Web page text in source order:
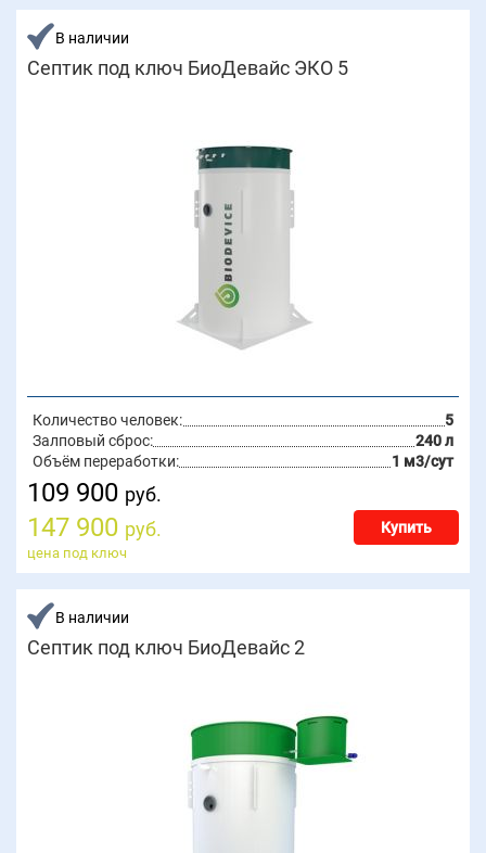
В наличии
Септик под ключ БиоДевайс ЭКО 5
Количество человек:
5
Залповый сброс:
240 л
Объём переработки:
1 м3/сут
109 900 руб.
147 900 руб. Купить
цена под ключ
В наличии
Септик под ключ БиоДевайс 2